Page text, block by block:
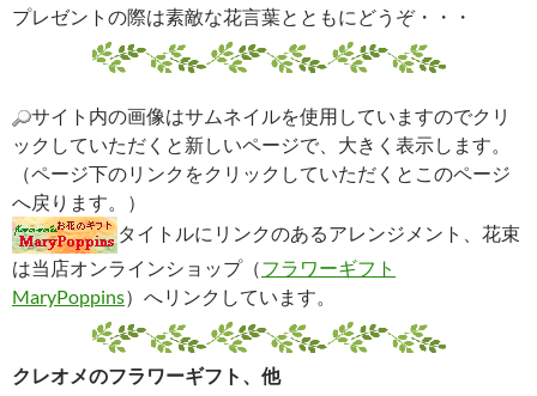
プレゼントの際は素敵な花言葉とともにどうぞ・・・
サイト内の画像はサムネイルを使用していますのでクリ
ックしていただくと新しいページで、大きく表示します。
（ページ下のリンクをクリックしていただくとこのページ
へ戻ります。）
タイトルにリンクのあるアレンジメント、花束
は当店オンラインショップ（フラワーギフト
MaryPoppins）へリンクしています。
クレオメのフラワーギフト、他